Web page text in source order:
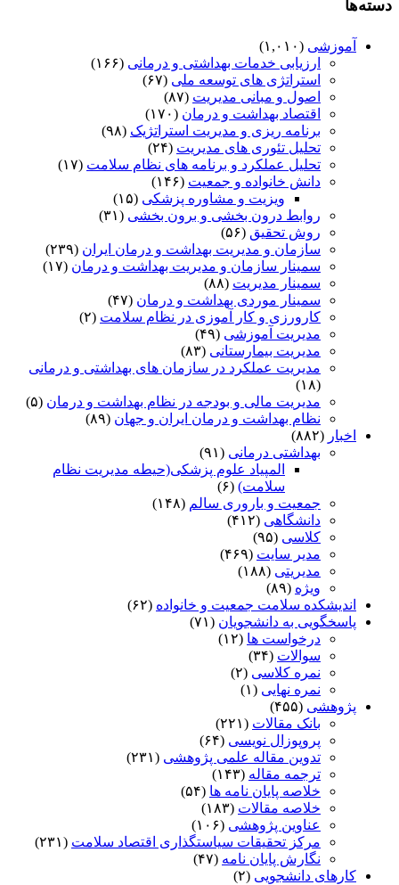
دسته‌ها
آموزشی (۱,۰۱۰)
ارزیابی خدمات بهداشتی و درمانی (۱۶۶)
استراتژی های توسعه ملی (۶۷)
اصول و مبانی مدیریت (۸۷)
اقتصاد بهداشت و درمان (۱۷۰)
برنامه ریزی و مدیریت استراتژیک (۹۸)
تحلیل تئوری های مدیریت (۲۴)
تحلیل عملکرد و برنامه های نظام سلامت (۱۷)
دانش خانواده و جمعیت (۱۴۶)
ویزیت و مشاوره پزشکی (۱۵)
روابط درون بخشی و برون بخشی (۳۱)
روش تحقیق (۵۶)
سازمان و مدیریت بهداشت و درمان ایران (۲۳۹)
سمینار سازمان و مدیریت بهداشت و درمان (۱۷)
سمینار مدیریت (۸۸)
سمینار موردی بهداشت و درمان (۴۷)
کارورزی و کار آموزی در نظام سلامت (۲)
مدیریت آموزشی (۴۹)
مدیریت بیمارستانی (۸۳)
مدیریت عملکرد در سازمان های بهداشتی و درمانی
(۱۸)
مدیریت مالی و بودجه در نظام بهداشت و درمان (۵)
نظام بهداشت و درمان ایران و جهان (۸۹)
اخبار (۸۸۲)
بهداشتی درمانی (۹۱)
المپیاد علوم پزشکی(حیطه مدیریت نظام
سلامت) (۶)
جمعیت و باروری سالم (۱۴۸)
دانشگاهی (۴۱۲)
کلاسی (۹۵)
مدیر سایت (۴۶۹)
مدیریتی (۱۸۸)
ویژه (۸۹)
اندیشکده سلامت جمعیت و خانواده (۶۲)
پاسخگویی به دانشجویان (۷۱)
درخواست ها (۱۲)
سوالات (۳۴)
نمره کلاسی (۲)
نمره نهایی (۱)
پژوهشی (۴۵۵)
بانک مقالات (۲۲۱)
پروپوزال نویسی (۶۴)
تدوین مقاله علمی پژوهشی (۲۳۱)
ترجمه مقاله (۱۴۳)
خلاصه پایان نامه ها (۵۴)
خلاصه مقالات (۱۸۳)
عناوین پژوهشی (۱۰۶)
مرکز تحقیقات سیاستگذاری اقتصاد سلامت (۲۳۱)
نگارش پایان نامه (۴۷)
کارهای دانشجویی (۲)